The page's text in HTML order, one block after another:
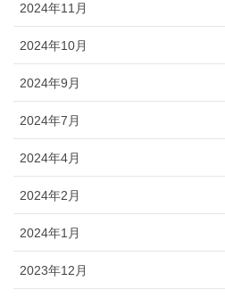
2024年11月
2024年10月
2024年9月
2024年7月
2024年4月
2024年2月
2024年1月
2023年12月